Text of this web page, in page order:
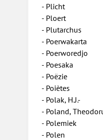
Plicht
Ploert
Plutarchus
Poerwakarta
Poerworedjo
Poesaka
Poëzie
Poiètes
Polak, H.J.-
Poland,
Polemiek
Polen